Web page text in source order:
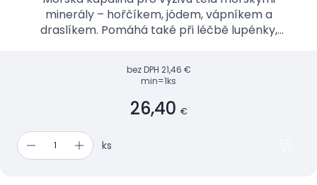
minerály – hořčíkem, jódem, vápníkem a
draslíkem. Pomáhá také při léčbě lupénky,
bez DPH 21,46 €
min=1ks
26,40 €
ks